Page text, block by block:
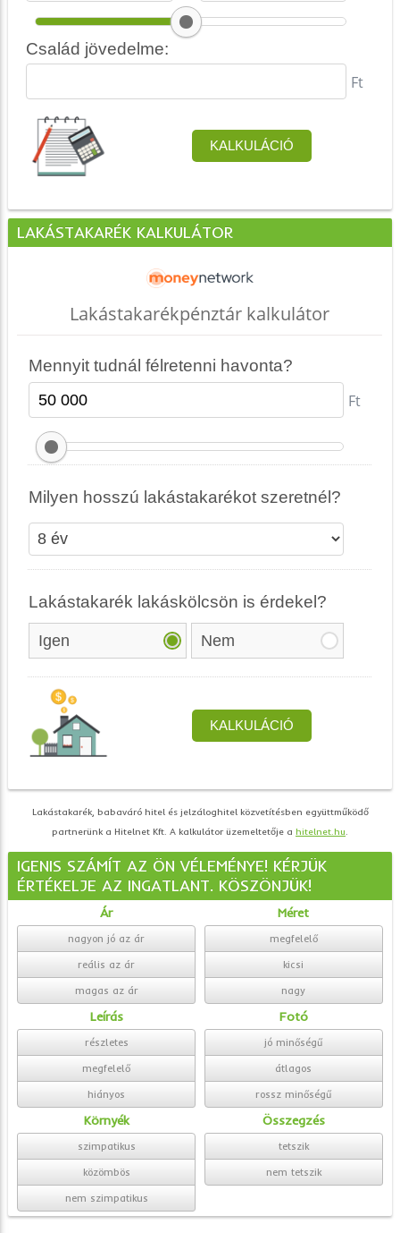
LAKÁSTAKARÉK KALKULÁTOR
Lakástakarék, babaváró hitel és jelzáloghitel közvetítésben együttműködő
partnerünk a Hitelnet Kft. A kalkulátor üzemeltetője a hitelnet.hu.
IGENIS SZÁMÍT AZ ÖN VÉLEMÉNYE! KÉRJÜK
ÉRTÉKELJE AZ INGATLANT. KÖSZÖNJÜK!
Ár
nagyon jó az ár
reális az ár
magas az ár
Méret
megfelelő
kicsi
nagy
Leírás
részletes
megfelelő
hiányos
Fotó
jó minőségű
átlagos
rossz minőségű
Környék
szimpatikus
közömbös
nem szimpatikus
Összegzés
tetszik
nem tetszik